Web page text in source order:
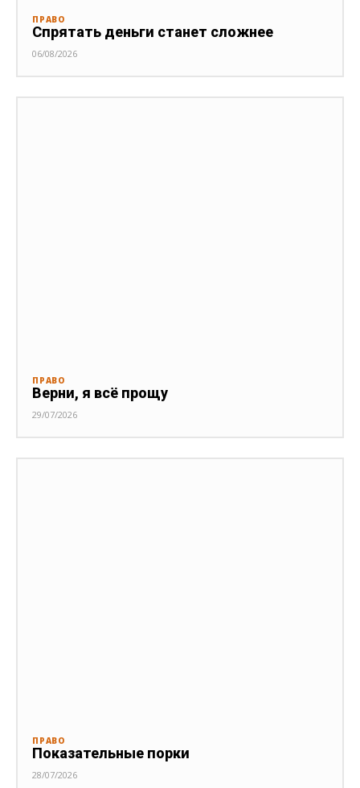
ПРАВО
Спрятать деньги станет сложнее
06/08/2026
ПРАВО
Верни, я всё прощу
29/07/2026
ПРАВО
Показательные порки
28/07/2026